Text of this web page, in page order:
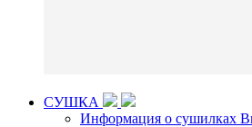
СУШКА
Информация о сушилках